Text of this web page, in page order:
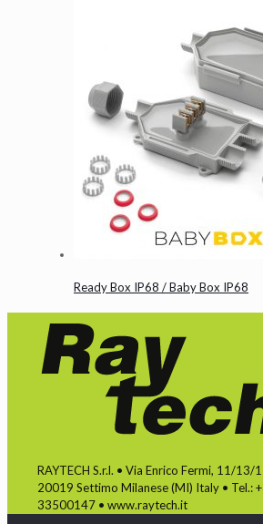
Ready Box IP68 / Baby Box IP68
RAYTECH S.r.l. • Via Enrico Fermi, 11/13/
20019 Settimo Milanese (MI) Italy • Tel.:
33500147 • www.raytech.it